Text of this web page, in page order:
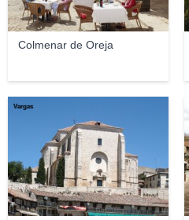
Colmenar de Oreja
Vargas